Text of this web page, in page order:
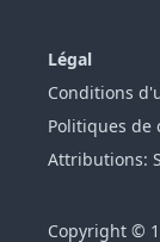
Légal
Conditions
Politiques de
Attributions:
Copyright ©